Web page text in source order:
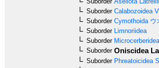
SuborderCalabozoidea
SuborderCymothoida ウ
SuborderLimnoriidea
SuborderMicrocerberidea
SuborderOniscidea
SuborderPhreatoicidea